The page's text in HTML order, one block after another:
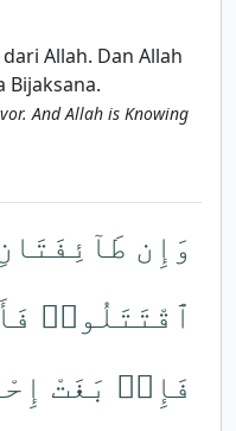
Allah. Dan Allah
Bijaksana.
And Allah is Knowing
وَإِن
ٱقْتَتَلُوا۟
فَإِنۢ بَغَتْ